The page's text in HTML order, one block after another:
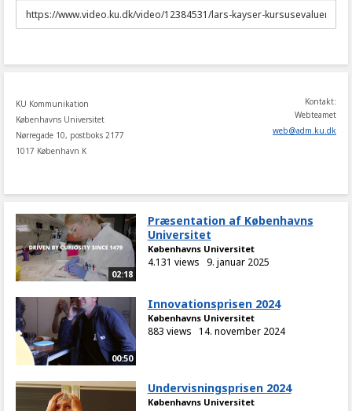
URL
to
KU Kommunikation
Københavns Universitet
Nørregade 10, postboks 2177
1017 København K
Kontakt:
Webteamet
web@adm.ku.dk
02:18
Præsentation af Københavns
Universitet
Københavns Universitet
4.131 views 9. januar 2025
00:50
Innovationsprisen 2024
Københavns Universitet
883 views 14. november 2024
Undervisningsprisen 2024
Københavns Universitet